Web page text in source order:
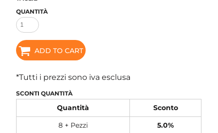
QUANTITÀ
ADD TO CART
*Tutti i prezzi sono iva esclusa
SCONTI QUANTITÀ
Quantità
Sconto
8 + Pezzi
5.0%